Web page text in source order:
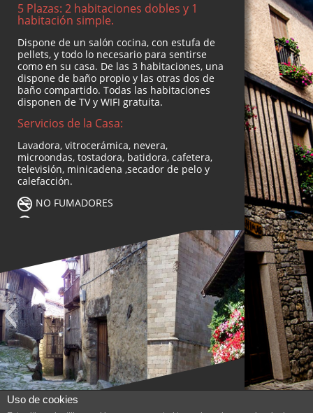
5 Plazas: 2 habitaciones dobles y 1
habitación simple.
Dispone de un salón cocina, con estufa de
pellets, y todo lo necesario para sentirse
como en su casa. De las 3 habitaciones, una
dispone de baño propio y las otras dos de
baño compartido. Todas las habitaciones
disponen de TV y WIFI gratuita.
Servicios de la Casa:
Lavadora, vitrocerámica, nevera,
microondas, tostadora, batidora, cafetera,
televisión, minicadena ,secador de pelo y
calefacción.
NO FUMADORES
Uso de cookies